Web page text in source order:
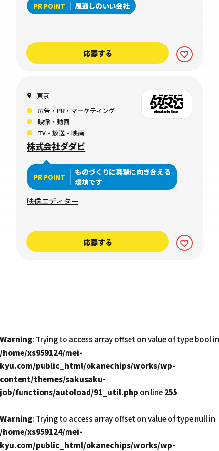
PR POINT 風通しのいい会社
応募する
東京
広告・PR・マーケティング
映像・動画
TV・放送・映画
株式会社ダダビ
PR POINT
ものづくりに真摯に向き合える
環境です
映像エディター
応募する
Warning: Trying to access array offset on value of type bool in
/home/xs959124/mei-
kyu.com/public_html/okanechips/works/wp-
content/themes/sakusaku-
job/functions/autoload/91_util.php on line255
Warning: Trying to access array offset on value of type null in
/home/xs959124/mei-
kyu.com/public_html/okanechips/works/wp-